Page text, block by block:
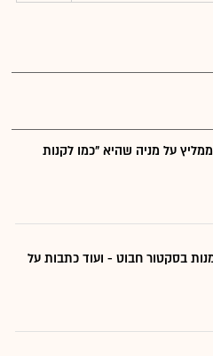
על מניה שהיא "כמו לקנות
בסקטור חבוט - ועוד כתבות על